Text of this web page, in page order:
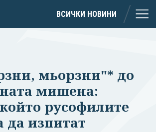
ВСИЧКИ НОВИНИ
мьорзни"* до
мишена:
русофилите
да изпитат